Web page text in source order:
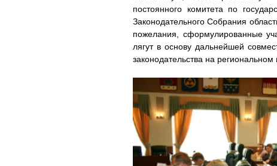
постоянного комитета по
Законодательного Собрания
пожелания, сформулированные
лягут в основу дальнейшей
законодательства на